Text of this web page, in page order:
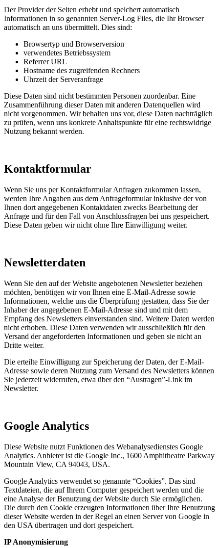
Der Provider der Seiten erhebt und speichert automatisch
Informationen in so genannten Server-Log Files, die Ihr Browser
automatisch an uns übermittelt. Dies sind:
Browsertyp und Browserversion
verwendetes Betriebssystem
Referrer URL
Hostname des zugreifenden Rechners
Uhrzeit der Serveranfrage
Diese Daten sind nicht bestimmten Personen zuordenbar. Eine
Zusammenführung dieser Daten mit anderen Datenquellen wird
nicht vorgenommen. Wir behalten uns vor, diese Daten nachträglich
zu prüfen, wenn uns konkrete Anhaltspunkte für eine rechtswidrige
Nutzung bekannt werden.
Kontaktformular
Wenn Sie uns per Kontaktformular Anfragen zukommen lassen,
werden Ihre Angaben aus dem Anfrageformular inklusive der von
Ihnen dort angegebenen Kontaktdaten zwecks Bearbeitung der
Anfrage und für den Fall von Anschlussfragen bei uns gespeichert.
Diese Daten geben wir nicht ohne Ihre Einwilligung weiter.
Newsletterdaten
Wenn Sie den auf der Website angebotenen Newsletter beziehen
möchten, benötigen wir von Ihnen eine E-Mail-Adresse sowie
Informationen, welche uns die Überprüfung gestatten, dass Sie der
Inhaber der angegebenen E-Mail-Adresse sind und mit dem
Empfang des Newsletters einverstanden sind. Weitere Daten werden
nicht erhoben. Diese Daten verwenden wir ausschließlich für den
Versand der angeforderten Informationen und geben sie nicht an
Dritte weiter.
Die erteilte Einwilligung zur Speicherung der Daten, der E-Mail-
Adresse sowie deren Nutzung zum Versand des Newsletters können
Sie jederzeit widerrufen, etwa über den “Austragen”-Link im
Newsletter.
Google Analytics
Diese Website nutzt Funktionen des Webanalysedienstes Google
Analytics. Anbieter ist die Google Inc., 1600 Amphitheatre Parkway
Mountain View, CA 94043, USA.
Google Analytics verwendet so genannte “Cookies”. Das sind
Textdateien, die auf Ihrem Computer gespeichert werden und die
eine Analyse der Benutzung der Website durch Sie ermöglichen.
Die durch den Cookie erzeugten Informationen über Ihre Benutzung
dieser Website werden in der Regel an einen Server von Google in
den USA übertragen und dort gespeichert.
IP Anonymisierung